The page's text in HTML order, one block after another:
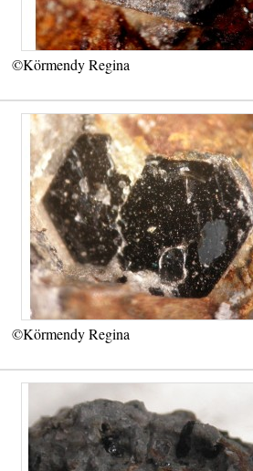
©Körmendy Regina
©Körmendy Regina